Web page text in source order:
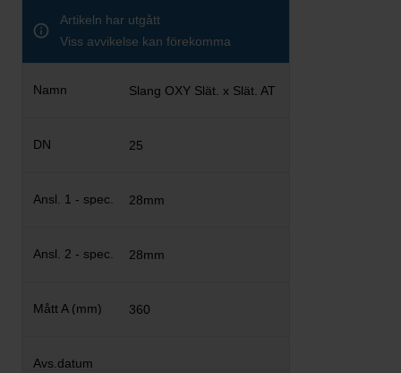
Artikeln har utgått
Viss avvikelse kan förekomma
Slang OXY Slät. x Slät. AT
25
28mm
28mm
360